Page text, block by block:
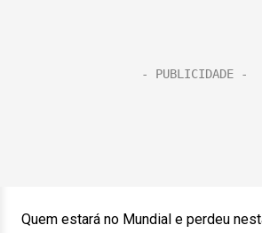
Quem estará no Mundial e perdeu